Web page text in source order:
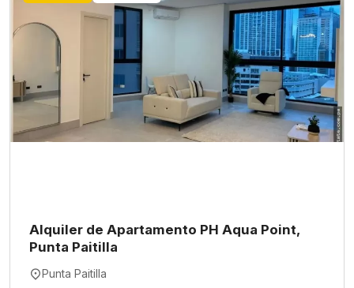
Alquiler de Apartamento PH Aqua Point,
Punta Paitilla
Punta Paitilla